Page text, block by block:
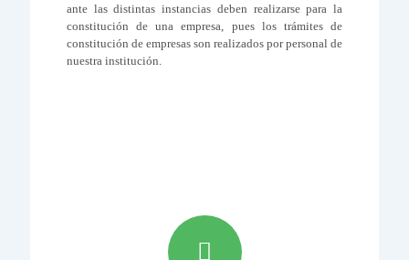
ante las distintas instancias deben realizarse para la
constitución de una empresa, pues los trámites de
constitución de empresas son realizados por personal de
nuestra institución.